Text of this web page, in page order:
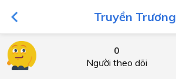
Truyền Trương
0
Người theo dõi